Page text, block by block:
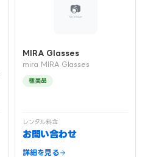
MIRA Glasses
mira MIRA Glasses
極美品
レンタル料金
お問い合わせ
詳細を見る